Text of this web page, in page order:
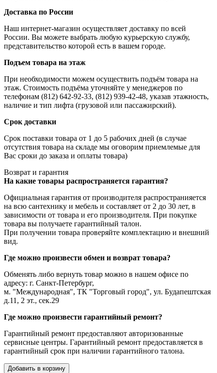
Доставка по России
Наш интернет-магазин осуществляет доставку по всей
России. Вы можете выбрать любую курьерскую службу,
представительство которой есть в вашем городе.
Подъем товара на этаж
При необходимости можем осуществить подъём товара на
этаж. Стоимость подъёма уточняйте у менеджеров по
телефонам (812) 642-92-33, (812) 939-42-48, указав этажность,
наличие и тип лифта (грузовой или пассажирский).
Срок доставки
Срок поставки товара от 1 до 5 рабочих дней (в случае
отсутствия товара на складе мы оговорим приемлемые для
Вас сроки до заказа и оплаты товара)
Возврат и гарантия
На какие товары распространяется гарантия?
Официальная гарантия от производителя распространияется
на всю сантехнику и мебель и составляет от 2 до 30 лет, в
зависимости от товара и его производителя. При покупке
товара вы получаете гарантийный талон.
При получении товара проверяйте комплектацию и внешний
вид.
Где можно произвести обмен и возврат товара?
Обменять либо вернуть товар можно в нашем офисе по
адресу: г. Санкт-Петербург,
м. "Международная", ТК "Торговый город", ул. Будапештская
д.11, 2 эт., сек.29
Где можно произвести гарантийный ремонт?
Гарантийный ремонт предоставляют авторизованные
сервисные центры. Гарантийный ремонт предоставляется в
гарантийный срок при наличии гарантийного талона.
Добавить в корзину